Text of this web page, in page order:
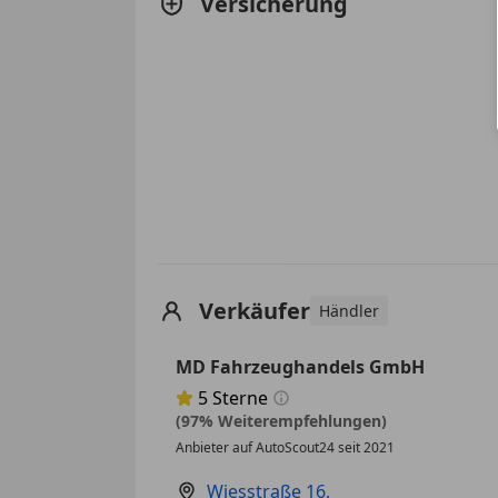
Verkäufer Händler
MD Fahrzeughandels GmbH
Sternebewertung 5 von 5
5Sterne
(97% Weiterempfehlungen)
Anbieter auf AutoScout24 seit 2021
Wiesstraße 16,